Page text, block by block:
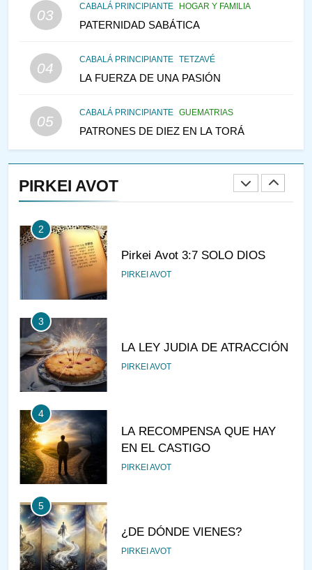
03
CABALÁ PRINCIPIANTE HOGAR Y FAMILIA
PATERNIDAD SABÁTICA
04
CABALÁ PRINCIPIANTE TETZAVÉ
LA FUERZA DE UNA PASIÓN
05
CABALÁ PRINCIPIANTE GUEMATRIAS
PATRONES DE DIEZ EN LA TORÁ
PIRKEI AVOT
VEAMOS ¿POR QUÉ
IEHOSHÚA? Y LA QUEJA DE
1
CONVERSAR CON LA MUJER
A LA LUZ DEL JUDAÍSMO
AMOR, PAREJA Y MATRIMONIO
2
Pirkei Avot 3:7 SOLO DIOS
PIRKEI AVOT
3
LA LEY JUDIA DE ATRACCIÓN
PIRKEI AVOT
4
LA RECOMPENSA QUE HAY
EN EL CASTIGO
PIRKEI AVOT
5
¿DE DÓNDE VIENES?
PIRKEI AVOT